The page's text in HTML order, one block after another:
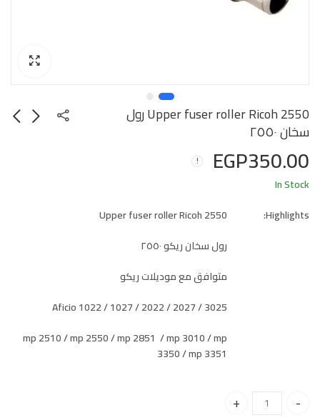
Upper fuser roller Ricoh 2550 رول
سخان ٢٥٥٠
EGP350.00
In Stock
Highlights:
Upper fuser roller Ricoh 2550
رول سخان ريكو ٢٥٥٠
متوافق مع موديلات ريكو
Aficio 1022 / 1027 / 2022 / 2027 / 3025
mp 2510 / mp 2550 / mp 2851 / mp 3010 / mp
3350 / mp 3351
Upper fuser roller Ricoh 2550 رول سخان ٢٥٥٠ quantity